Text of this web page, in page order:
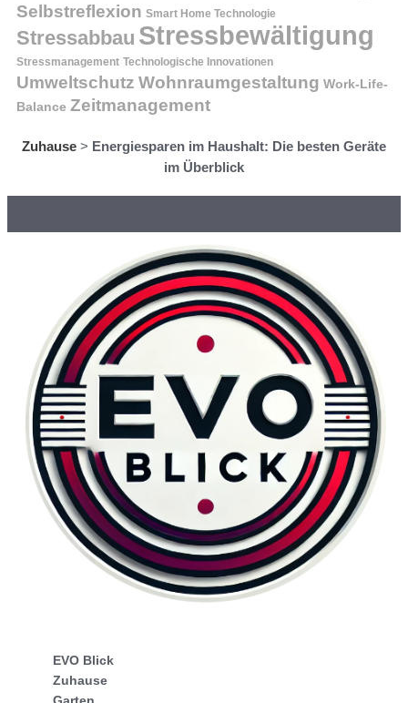
Selbstreflexion Smart Home Technologie
Stressabbau Stressbewältigung
Stressmanagement Technologische Innovationen
Umweltschutz Wohnraumgestaltung Work-Life-
Balance Zeitmanagement
Zuhause > Energiesparen im Haushalt: Die besten Geräte
im Überblick
EVO Blick
Zuhause